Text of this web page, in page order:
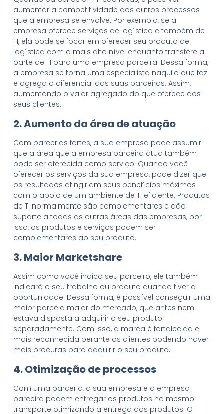
aumentar a competitividade dos outros processos
que a empresa se envolve. Por exemplo, se a
empresa oferece serviços de logística e também de
TI, ela pode se focar em oferecer seu produto de
logística com o mais alto nível enquanto transfere a
parte de TI para uma empresa parceira. Dessa forma,
a empresa se torna uma especialista naquilo que faz
e agrega o diferencial das suas parceiras. Assim,
aumentando o valor agregado do que oferece aos
seus clientes.
2. Aumento da área de atuação
Com parcerias fortes, a sua empresa pode assumir
que a área que a empresa parceira atua também
pode ser oferecida como serviço. Quando você
oferecer os serviços da sua empresa, pode dizer que
os resultados atingiriam seus benefícios máximos
com o apoio de um ambiente de TI eficiente. Produtos
de TI normalmente são complementares e dão
suporte a todas as outras áreas das empresas, por
isso, os produtos e serviços podem ser
complementares ao seu produto.
3. Maior Marketshare
Assim como você indica seu parceiro, ele também
indicará o seu trabalho ou produto quando tiver a
oportunidade. Dessa forma, é possível conseguir uma
maior parcela maior do mercado, que antes nem
estava disposta a adquirir o seu produto
separadamente. Com isso, a marca é fortalecida e
mais reconhecida perante os clientes podendo haver
mais procuras para adquirir o seu produto.
4. Otimização de processos
Com uma parceria, a sua empresa e a empresa
parceira podem entregar os produtos no mesmo
transporte otimizando a entrega dos produtos. O